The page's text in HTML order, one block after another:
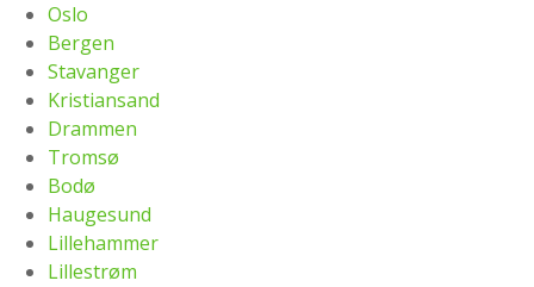
Oslo
Bergen
Stavanger
Kristiansand
Drammen
Tromsø
Bodø
Haugesund
Lillehammer
Lillestrøm